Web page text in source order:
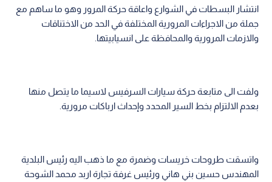
انتشار البسطات في الشوارع واعاقة حركة المرور وهو ما ساهم مع
جملة من الاجراءات المرورية المختلفة في الحد من الاختناقات
والازمات المرورية والمحافظة على انسيابيتها.
ولفت الى متابعة حركة سيارات السرفيس لاسيما ما يتصل منها
بعدم الالتزام بخط السير المحدد وإحداث ارباكات مرورية.
واتسقت طروحات خريسات وضمرة مع ما ذهب اليه رئيس البلدية
المهندس حسين بني هاني ورئيس غرفة تجارة اربد محمد الشوحة